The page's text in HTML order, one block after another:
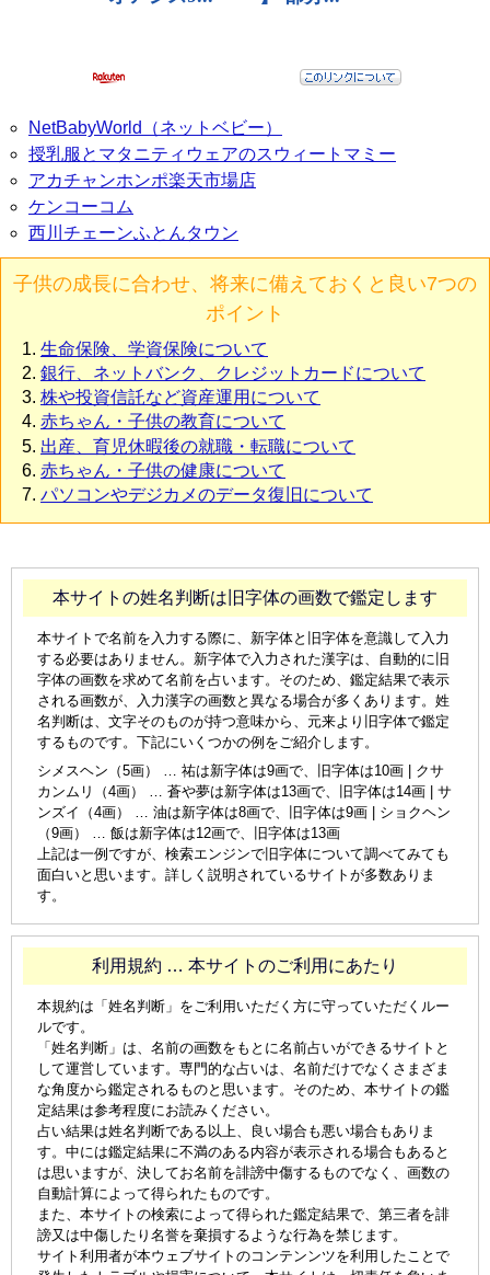
NetBabyWorld（ネットベビー）
授乳服とマタニティウェアのスウィートマミー
アカチャンホンポ楽天市場店
ケンコーコム
西川チェーンふとんタウン
子供の成長に合わせ、将来に備えておくと良い7つの
ポイント
生命保険、学資保険について
銀行、ネットバンク、クレジットカードについて
株や投資信託など資産運用について
赤ちゃん・子供の教育について
出産、育児休暇後の就職・転職について
赤ちゃん・子供の健康について
パソコンやデジカメのデータ復旧について
本サイトの姓名判断は旧字体の画数で鑑定します
本サイトで名前を入力する際に、新字体と旧字体を意識して入力
する必要はありません。新字体で入力された漢字は、自動的に旧
字体の画数を求めて名前を占います。そのため、鑑定結果で表示
される画数が、入力漢字の画数と異なる場合が多くあります。姓
名判断は、文字そのものが持つ意味から、元来より旧字体で鑑定
するものです。下記にいくつかの例をご紹介します。
シメスヘン（5画） … 祐は新字体は9画で、旧字体は10画 | クサ
カンムリ（4画） … 蒼や夢は新字体は13画で、旧字体は14画 | サ
ンズイ（4画） … 油は新字体は8画で、旧字体は9画 | ショクヘン
（9画） … 飯は新字体は12画で、旧字体は13画
上記は一例ですが、検索エンジンで旧字体について調べてみても
面白いと思います。詳しく説明されているサイトが多数ありま
す。
利用規約 … 本サイトのご利用にあたり
本規約は「姓名判断」をご利用いただく方に守っていただくルー
ルです。
「姓名判断」は、名前の画数をもとに名前占いができるサイトと
して運営しています。専門的な占いは、名前だけでなくさまざま
な角度から鑑定されるものと思います。そのため、本サイトの鑑
定結果は参考程度にお読みください。
占い結果は姓名判断である以上、良い場合も悪い場合もありま
す。中には鑑定結果に不満のある内容が表示される場合もあると
は思いますが、決してお名前を誹謗中傷するものでなく、画数の
自動計算によって得られたものです。
また、本サイトの検索によって得られた鑑定結果で、第三者を誹
謗又は中傷したり名誉を棄損するような行為を禁じます。
サイト利用者が本ウェブサイトのコンテンンツを利用したことで